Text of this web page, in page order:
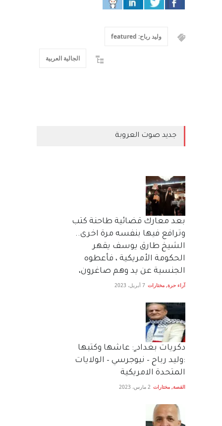
وليد رباح: featured
الجالية العربية
جديد صوت العروبة
بعد معارك قضائية طاحنة كتب
وترافع فيها بنفسه مرة اخرى..
الشيخ طارق يوسف يقهر
الحكومة الأمريكية ، فأعطوه
الجنسية عن يد وهم صاغرون،
آراء حرة, مختارات 7 أبريل، 2023
دكريات بغداد ٍ: عاشها وكتبها
:وليد رباح – نيوجرسي – الولايات
المتحدة الامريكية
القصة, مختارات 2 مارس، 2023